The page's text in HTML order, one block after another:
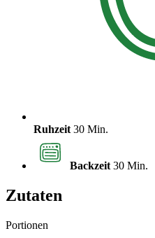
Ruhzeit 30 Min.
Backzeit 30 Min.
Zutaten
Portionen